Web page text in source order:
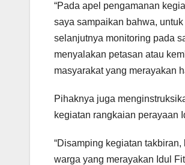
“Pada apel pengamanan
saya sampaikan bahwa,
selanjutnya monitoring pada
menyalakan petasan atau
masyarakat yang merayakan
Pihaknya juga
kegiatan rangkaian perayaan
“Disamping kegiatan
warga yang merayakan Idul